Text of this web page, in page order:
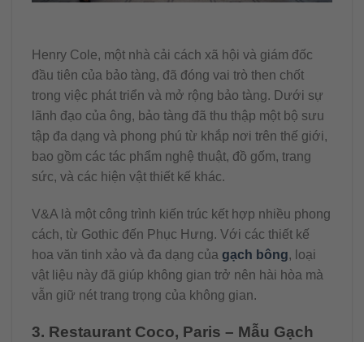
Henry Cole, một nhà cải cách xã hội và giám đốc
đầu tiên của bảo tàng, đã đóng vai trò then chốt
trong việc phát triển và mở rộng bảo tàng. Dưới sự
lãnh đạo của ông, bảo tàng đã thu thập một bộ sưu
tập đa dạng và phong phú từ khắp nơi trên thế giới,
bao gồm các tác phẩm nghệ thuật, đồ gốm, trang
sức, và các hiện vật thiết kế khác.
V&A là một công trình kiến trúc kết hợp nhiều phong
cách, từ Gothic đến Phục Hưng. Với các thiết kế
hoa văn tinh xảo và đa dạng của gạch bông, loại
vật liệu này đã giúp không gian trở nên hài hòa mà
vẫn giữ nét trang trọng của không gian.
3. Restaurant Coco, Paris – Mẫu Gạch